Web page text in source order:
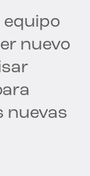
equipo
nuevo
nuevas